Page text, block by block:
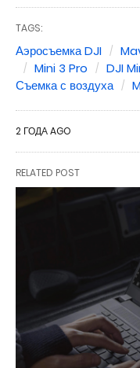
TAGS:
Аэросъемка DJI
Mini 3 Pro
DJI
Съемка с воздуха
2 ГОДА AGO
RELATED POST